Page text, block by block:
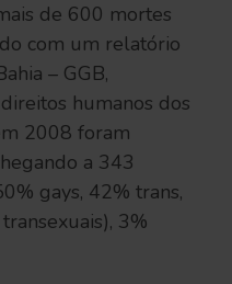
de 600 mortes
com um relatório
– GGB,
humanos dos
2008 foram
a 343
gays, 42% trans,
3%